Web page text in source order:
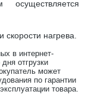
нагрева.
в интернет-
отгрузки
может
по гарантии
товара.